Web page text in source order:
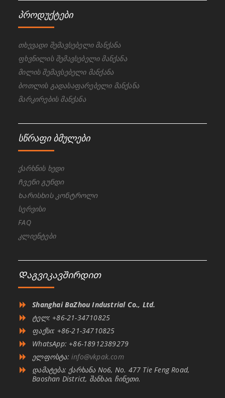
პროდუქტები
თხევადი შემავსებელი მანქანა
ფხვნილის შემავსებელი მანქანა
მილის შემავსებელი მანქანა
ბოთლის გადასაფარებელი მანქანა
მარკირების მანქანა
სწრაფი ბმულები
ქარხნის ხედი
Ჩვენი გუნდი
Ხარისხის კონტროლი
სერვისი
FAQ
კლიენტები
Დაგვიკავშირდით
Shanghai BaZhou Industrial Co., Ltd.
ტელ: +86-21-34710825
ფაქსი: +86-21-34710825
WhatsApp: +86-18912389279
ელფოსტა:info@vkpak.com
დამატება: ქარხანა No6, No. 477 Tie Feng Road,
Baoshan District, შანხაი, ჩინეთი.